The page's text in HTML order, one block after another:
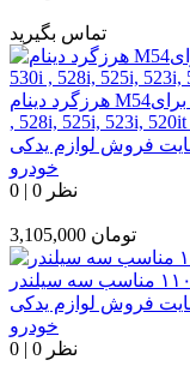
تماس بگیرید
هرزگرد دینام M54برای BMW E60 برند ina مناسب برای 535i , 530i
, 528i, 525i, 523i,
فروش لوازم یدکی
خودرو
0 | 0 نظر
3,105,000 تومان
فروش لوازم یدکی
خودرو
0 | 0 نظر